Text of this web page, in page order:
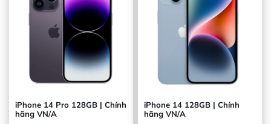
iPhone 14 Pro 128GB | Chính
hãng VN/A
iPhone 14 128GB | Chính
hãng VN/A